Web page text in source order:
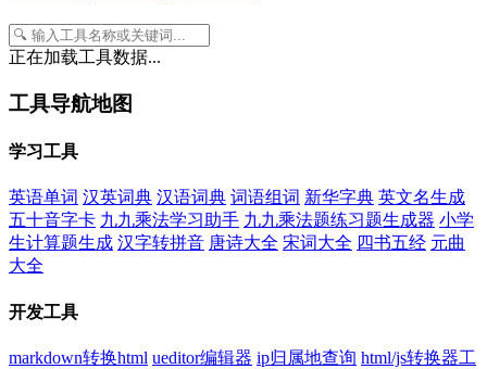
正在加载工具数据...
工具导航地图
学习工具
英语单词 汉英词典 汉语词典 词语组词 新华字典 英文名生成
五十音字卡 九九乘法学习助手 九九乘法题练习题生成器 小学
生计算题生成 汉字转拼音 唐诗大全 宋词大全 四书五经 元曲
大全
开发工具
markdown转换html ueditor编辑器 ip归属地查询 html/js转换器工